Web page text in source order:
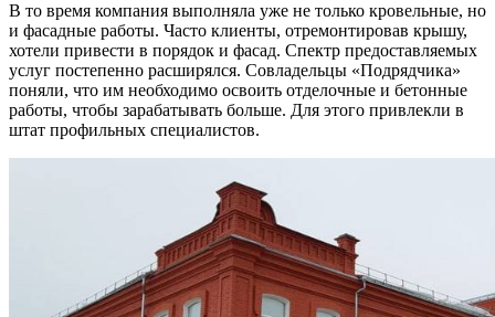
В то время компания выполняла уже не только кровельные, но
и фасадные работы. Часто клиенты, отремонтировав крышу,
хотели привести в порядок и фасад. Спектр предоставляемых
услуг постепенно расширялся. Совладельцы «Подрядчика»
поняли, что им необходимо освоить отделочные и бетонные
работы, чтобы зарабатывать больше. Для этого привлекли в
штат профильных специалистов.